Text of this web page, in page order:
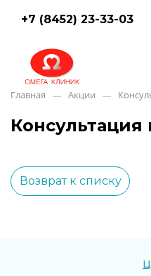
+7 (8452) 23-33-03
Главная — Акции —
Консультация
Возврат к списку